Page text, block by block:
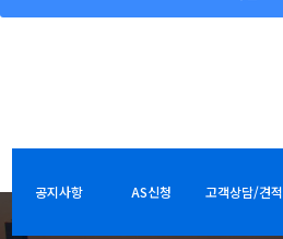
공지사항 AS신청 고객상담/견적